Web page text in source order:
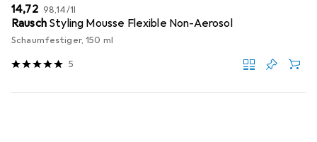
EUR
14,72 EUR
98,14/1l
Rausch Styling Mousse Flexible Non-Aerosol
Schaumfestiger, 150 ml
5